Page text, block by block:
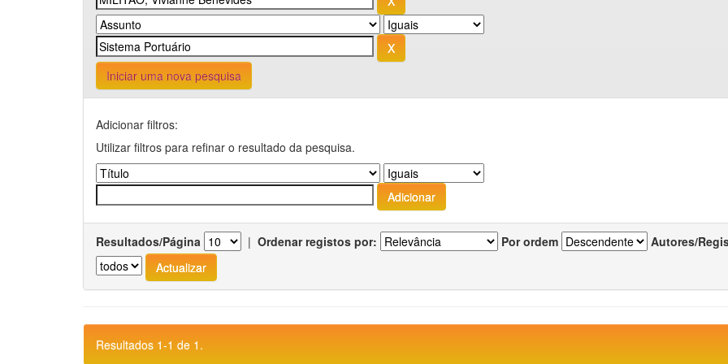
Iniciar uma nova pesquisa
Adicionar filtros:
Utilizar filtros para refinar o resultado da pesquisa.
Resultados/Página | Ordenar registos por: Por ordem Autores/
Resultados 1-1 de 1.